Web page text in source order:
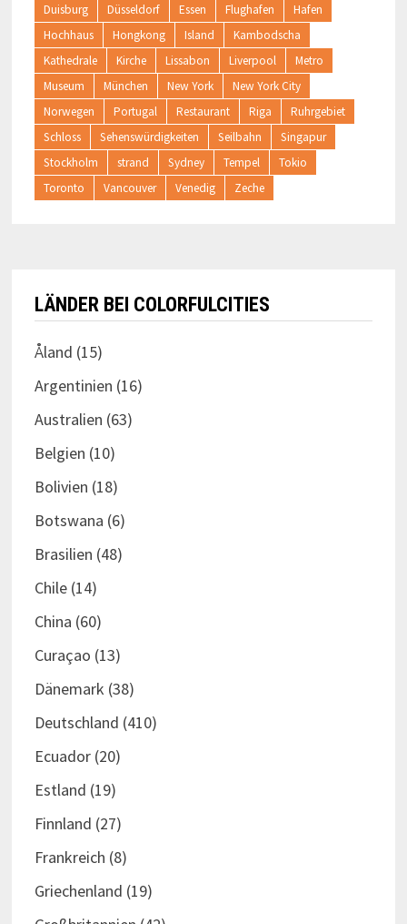
Duisburg
Düsseldorf Essen Flughafen
Hafen
Hochhaus
Hongkong Island
Kambodscha
Kathedrale
Kirche Lissabon Liverpool
Metro
Museum
München New York
New York City
Norwegen
Portugal Restaurant Riga
Ruhrgebiet
Schloss
Sehenswürdigkeiten Seilbahn
Singapur
Stockholm
strand Sydney Tempel
Tokio
Toronto
Vancouver Venedig Zeche
LÄNDER BEI COLORFULCITIES
Åland (15)
Argentinien (16)
Australien (63)
Belgien (10)
Bolivien (18)
Botswana (6)
Brasilien (48)
Chile(14)
China (60)
Curaçao (13)
Dänemark (38)
Deutschland (410)
Ecuador(20)
Estland (19)
Finnland (27)
Frankreich (8)
Griechenland (19)